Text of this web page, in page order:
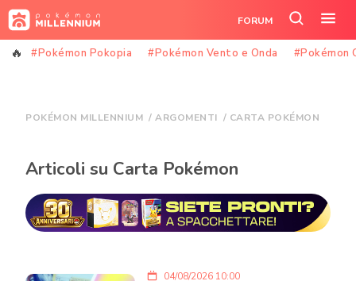
Vai
al
contenuto
FORUM
Cerca
nel il
#Pokémon Pokopia #Pokémon Vento e Onda #Pokémon
POKÉMON MILLENNIUM / ARGOMENTI / CARTA POKÉMON
Articoli su Carta Pokémon
04/08/2026 10:00